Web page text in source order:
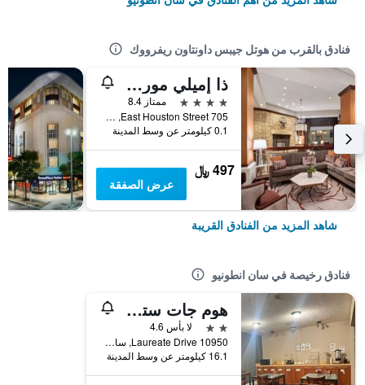
فنادق بالقرب من هوتل جيبس داونتاون ريفرووك
ذا إميلي مورجان سان أنطونيو - أحد فنادق دبل تري من هيلتون
4 نجوم
ممتاز 8.4
705 East Houston Street, سان انطونيو, TX, الولايات المتحدة الأميريكية
0.1 كيلومتر عن وسط المدينة
497 ﷼
عرض الصفقة
شاهد المزيد من الفنادق القريبة
فنادق رخيصة في سان انطونيو
هوم جات ستوديوز آند سويتس سان أنتونيو ميديكال سنتر
2 نجمتين
لا بأس 4.6
10950 Laureate Drive, سان انطونيو, TX, الولايات المتحدة الأميريكية
16.1 كيلومتر عن وسط المدينة